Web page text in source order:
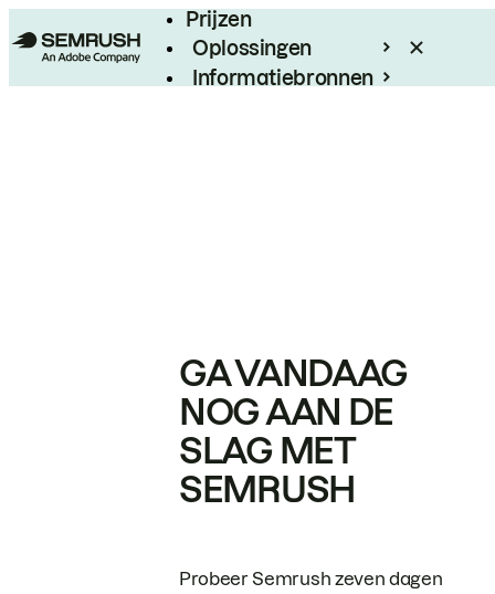
Prijzen
Oplossingen
Informatiebronnen
GA VANDAAG
NOG AAN DE
SLAG MET
SEMRUSH
Probeer Semrush zeven dagen